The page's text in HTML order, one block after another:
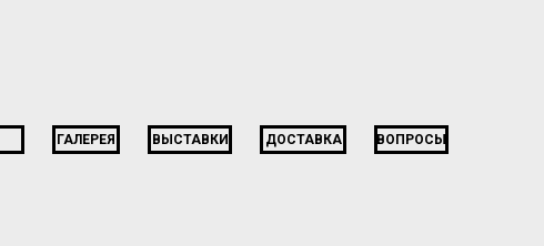
ВОПРОСЫ
ДОСТАВКА
ВЫСТАВКИ
ГАЛЕРЕЯ